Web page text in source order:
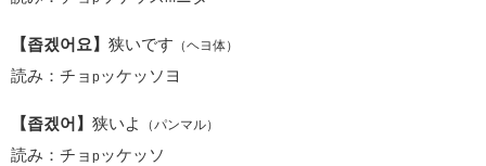
【좁겠어요】 狭いです （ヘヨ体）
読み：チョ pッケッソヨ
【좁겠어】 狭いよ （パンマル）
読み：チョ pッケッソ